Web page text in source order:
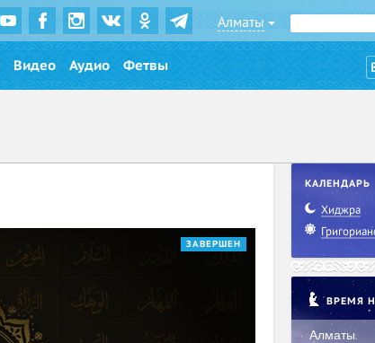
Алматы
Видео Аудио Фетвы
ЗАВЕРШЕН
КАЛЕНДАРЬ
Хиджра
ВРЕМЯ
Алматы